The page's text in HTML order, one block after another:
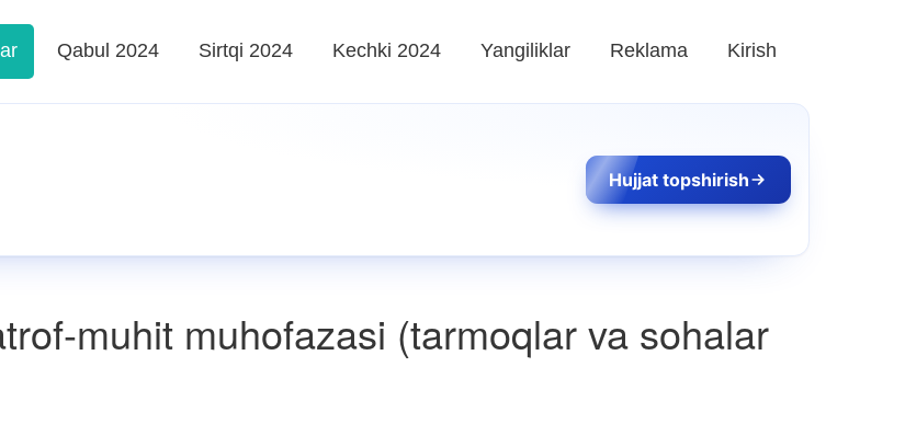
Qabul 2024 Sirtqi 2024 Kechki 2024 Yangiliklar Reklama Kirish
Hujjat topshirish
muhit muhofazasi (tarmoqlar va sohalar